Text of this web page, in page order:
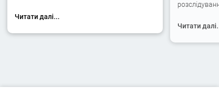
Читати далі...
Читати